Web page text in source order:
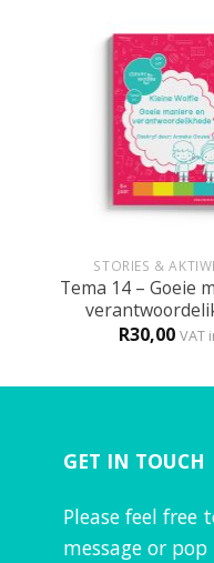
STORIES &
Tema 14 – Goeie
R30,00 VAT
GET IN TOUCH
Please feel free
message or